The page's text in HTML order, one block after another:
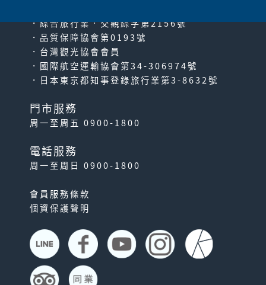
．綜合旅行業‧交觀綜字第2156號
．品質保障協會第0193號
．台灣觀光協會會員
．國際航空運輸協會第34-306974號
．日本東京都知事登錄旅行業第3-8632號
門市服務
周一至周五 0900-1800
電話服務
周一至周日 0900-1800
會員服務條款
個資保護聲明